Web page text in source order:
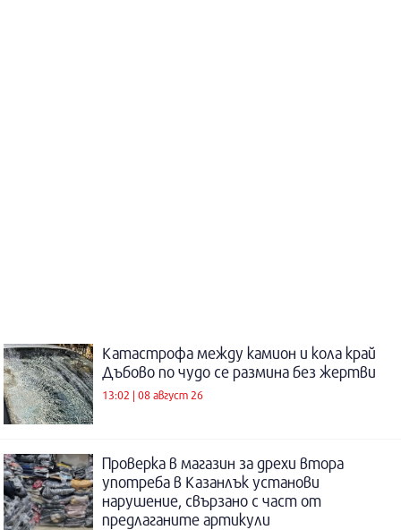
Катастрофа между камион и кола край
Дъбово по чудо се размина без жертви
13:02 | 08 август 26
Проверка в магазин за дрехи втора
употреба в Казанлък установи
нарушение, свързано с част от
предлаганите артикули